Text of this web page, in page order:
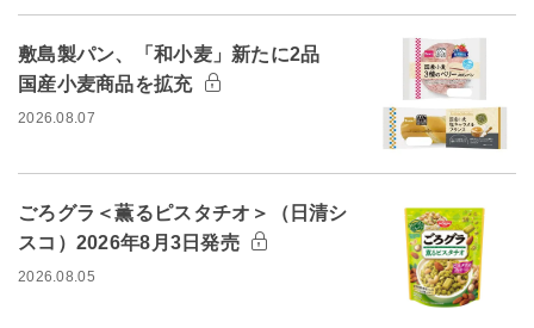
敷島製パン、「和小麦」新たに2品
国産小麦商品を拡充
2026.08.07
ごろグラ＜薫るピスタチオ＞（日清シ
スコ）2026年8月3日発売
2026.08.05